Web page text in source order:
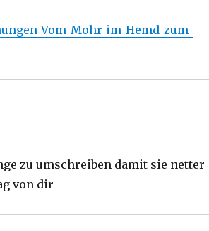
Vom-Mohr-im-Hemd-zum-
zu umschreiben damit sie netter
von dir